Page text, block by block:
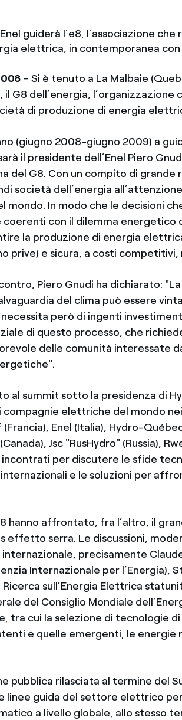
guiderà l’e8, l’associazione
elettrica, in contemporanea
– Si è tenuto a La Malbaie
il G8 dell’energia,
di produzione di energia
(giugno 2008-giugno 2009) a
il presidente dell’Enel Piero
del G8. Con un compito di grande
società dell’energia
mondo. In modo che le decisioni
coerenti con il dilemma energetico
la produzione di energia
prive) e sicura, a costi
Piero Gnudi ha dichiarato:
del clima può essere
però di ingenti
di questo processo, che
delle comunità interessate
al summit sotto la presidenza di
elettriche del mondo nei
(Francia), Enel (Italia), Hydro-
Jsc "RusHydro" (Russia),
incontrati per discutere le sfide
e le soluzioni per
hanno affrontato, fra l’altro, il
effetto serra. Le discussioni,
precisamente
Internazionale per l’Energia),
sull’Energia Elettrica
del Consiglio Mondiale
tra cui la selezione di tecnologie
e quelle emergenti, le energie
pubblica rilasciata al termine del
linee guida del settore elettrico
a livello globale, allo stesso